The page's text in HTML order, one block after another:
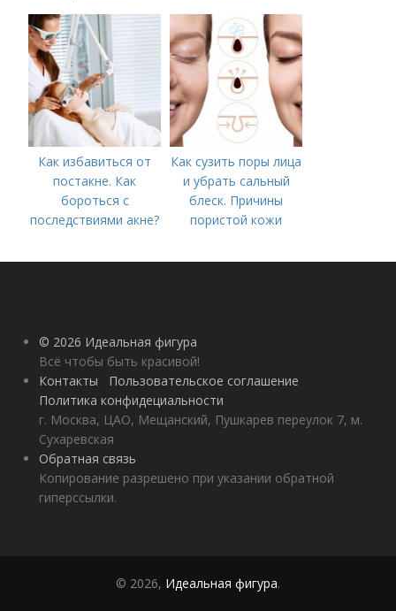
косметологические
процедуры
Как избавиться от
постакне. Как
бороться с
последствиями акне?
Как сузить поры лица
и убрать сальный
блеск. Причины
пористой кожи
© 2026 Идеальная фигура
Всё чтобы быть красивой!
Контакты
Пользовательское соглашение
Политика конфидециальности
г. Москва, ЦАО, Мещанский, Пушкарев переулок 7, м.
Сухаревская
Обратная связь
Копирование разрешено при указании обратной
гиперссылки.
© 2026, Идеальная фигура.